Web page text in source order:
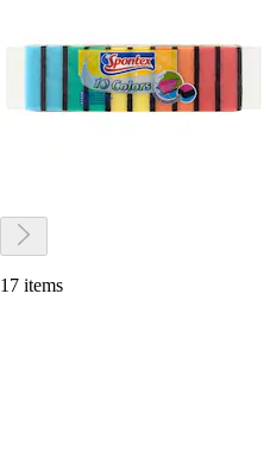
17 items